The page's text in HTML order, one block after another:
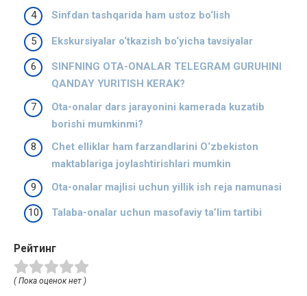
Sinfdan tashqarida ham ustoz bo‘lish
Ekskursiyalar o‘tkazish bo‘yicha tavsiyalar
SINFNING OTA-ONALAR TELEGRAM GURUHINI
QANDAY YURITISH KERAK?
Ota-onalar dars jarayonini kamerada kuzatib
borishi mumkinmi?
Chet elliklar ham farzandlarini O‘zbekiston
maktablariga joylashtirishlari mumkin
Ota-onalar majlisi uchun yillik ish reja namunasi
Talaba-onalar uchun masofaviy ta’lim tartibi
Рейтинг
( Пока оценок нет )